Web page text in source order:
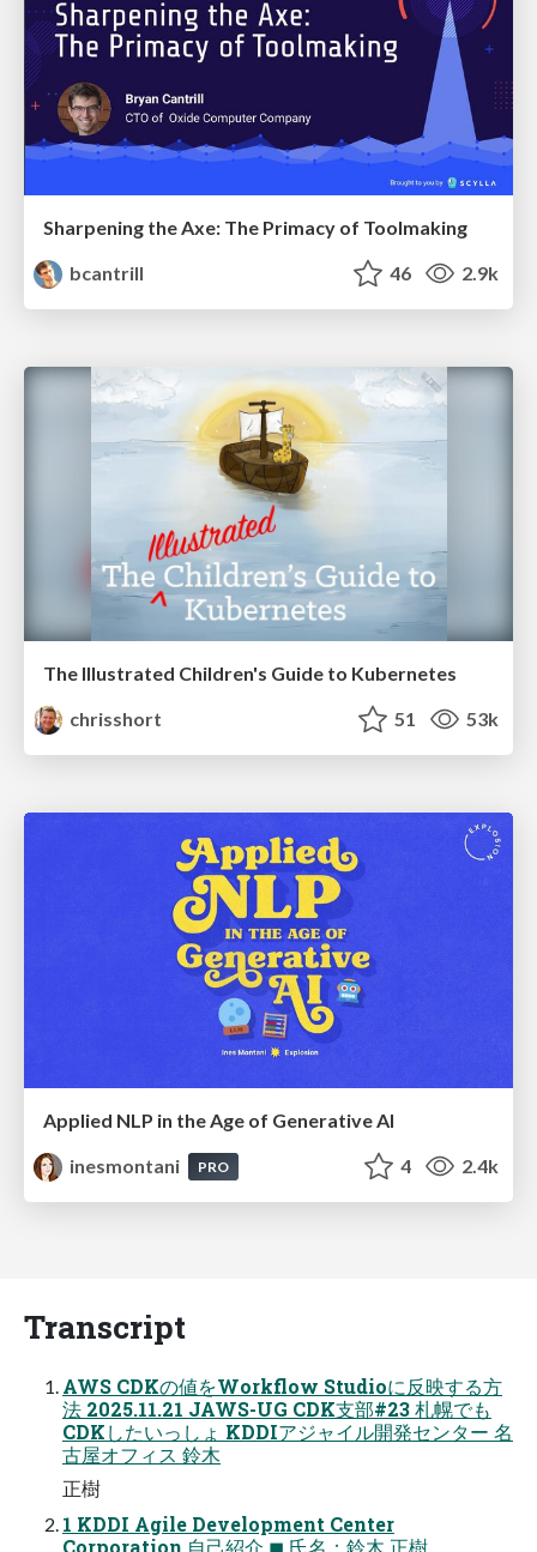
Sharpening the Axe: The Primacy of Toolmaking
bcantrill
46 2.9k
The Illustrated Children's Guide to Kubernetes
chrisshort
51 53k
Applied NLP in the Age of Generative AI
inesmontani
PRO 4 2.4k
Transcript
AWS CDKの値をWorkflow Studioに反映する方
法 2025.11.21 JAWS-UG CDK支部#23 札幌でも
CDKしたいっしょ KDDIアジャイル開発センター 名
古屋オフィス 鈴木
正樹
1 KDDI Agile Development Center
Corporation 自己紹介 ◼ 氏名：鈴木 正樹